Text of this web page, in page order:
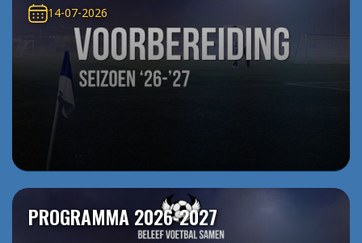
14-07-2026
PROGRAMMA 2026-2027